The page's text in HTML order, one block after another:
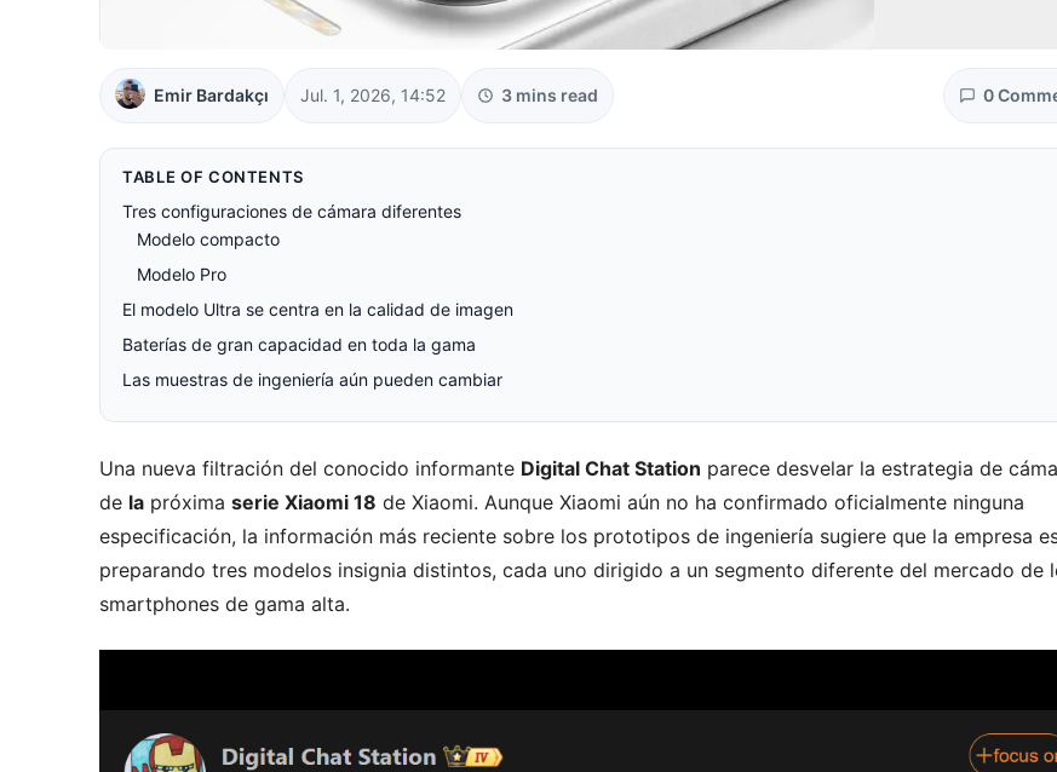
Emir Bardakçı Jul. 1, 2026, 14:52 3 mins read 0
TABLE OF CONTENTS
Tres configuraciones de cámara diferentes
Modelo compacto
Modelo Pro
El modelo Ultra se centra en la calidad de imagen
Baterías de gran capacidad en toda la gama
Las muestras de ingeniería aún pueden cambiar
Una nueva filtración del conocido informante Digital Chat Station parece desvelar la estrategia de
de la próxima serie Xiaomi 18 de Xiaomi. Aunque Xiaomi aún no ha confirmado oficialmente ninguna
especificación, la información más reciente sobre los prototipos de ingeniería sugiere que la empresa
preparando tres modelos insignia distintos, cada uno dirigido a un segmento diferente del mercado de
smartphones de gama alta.